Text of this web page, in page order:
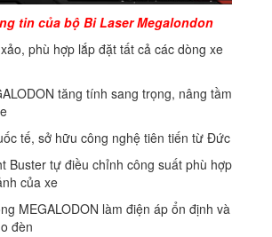
tin của bộ Bi Laser Megalondon
phù hợp lắp đặt tất cả các dòng xe
tăng tính sang trọng, nâng tầm
tế, sở hữu công nghệ tiên tiến từ Đức
Buster tự điều chỉnh công suất phù hợp
của xe
MEGALODON làm điện áp ổn định và
đèn